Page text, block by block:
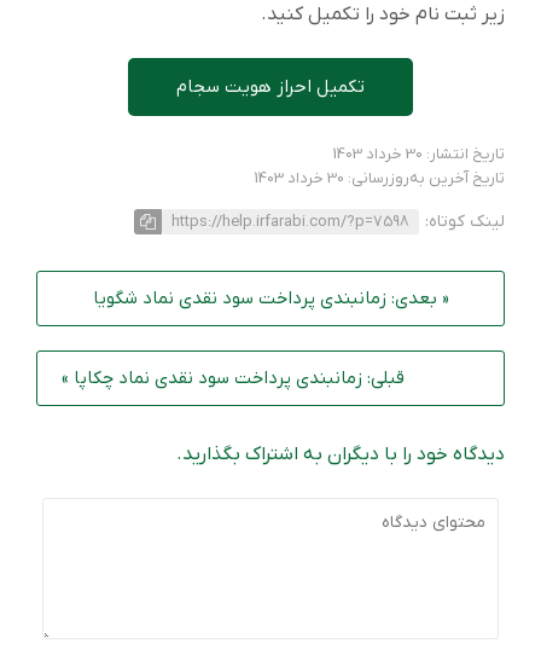
زیر ثبت نام خود را تکمیل کنید.
تکمیل احراز هویت سجام
تاریخ انتشار: 30 خرداد 1403
تاریخ آخرین به‌روزرسانی: 30 خرداد 1403
لینک کوتاه: https://help.irfarabi.com/?p=7598
« بعدی: زمانبندی پرداخت سود نقدی نماد شگویا
قبلی: زمانبندی پرداخت سود نقدی نماد چکاپا »
دیدگاه خود را با دیگران به اشتراک بگذارید.